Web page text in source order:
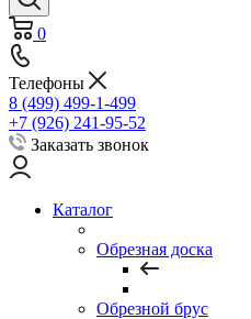
0
Телефоны
8 (499) 499-1-499
+7 (926) 241-95-52
Заказать звонок
Каталог
Обрезная доска
Обрезной брус